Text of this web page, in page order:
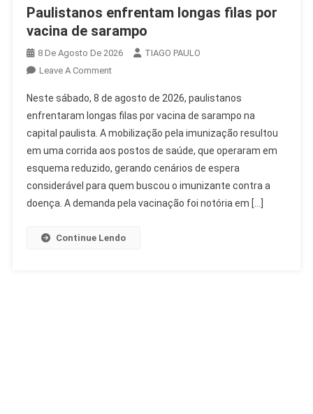
Paulistanos enfrentam longas filas por
vacina de sarampo
8 De Agosto De 2026
TIAGO PAULO
Leave A CommentOn
Enfrentam
Longas
Filas
Por
Vacina
De
Sarampo
Neste sábado, 8 de agosto de 2026, paulistanos
enfrentaram longas filas por vacina de sarampo na
capital paulista. A mobilização pela imunização resultou
em uma corrida aos postos de saúde, que operaram em
esquema reduzido, gerando cenários de espera
considerável para quem buscou o imunizante contra a
doença. A demanda pela vacinação foi notória em […]
Continue Lendo